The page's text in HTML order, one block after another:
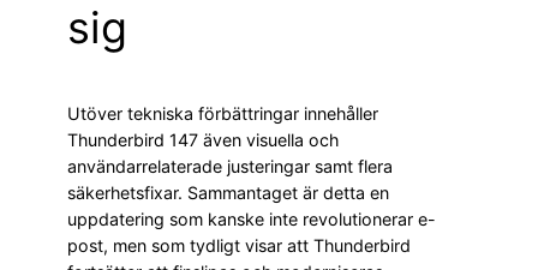
sig
Utöver tekniska förbättringar innehåller
Thunderbird 147 även visuella och
användarrelaterade justeringar samt flera
säkerhetsfixar. Sammantaget är detta en
uppdatering som kanske inte revolutionerar e-
post, men som tydligt visar att Thunderbird